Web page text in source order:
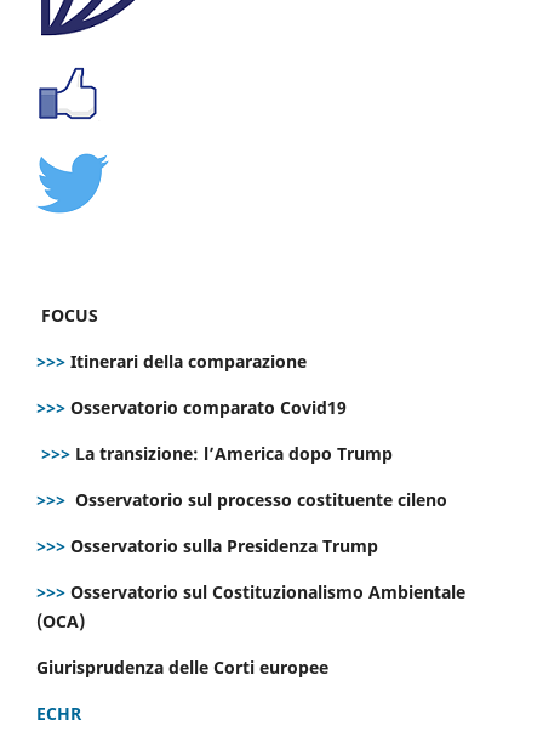
FOCUS
>>> Itinerari della comparazione
>>> Osservatorio comparato Covid19
>>> La transizione: l’America dopo Trump
>>> Osservatorio sul processo costituente cileno
>>> Osservatorio sulla Presidenza Trump
>>> Osservatorio sul Costituzionalismo Ambientale
(OCA)
Giurisprudenza delle Corti europee
ECHR